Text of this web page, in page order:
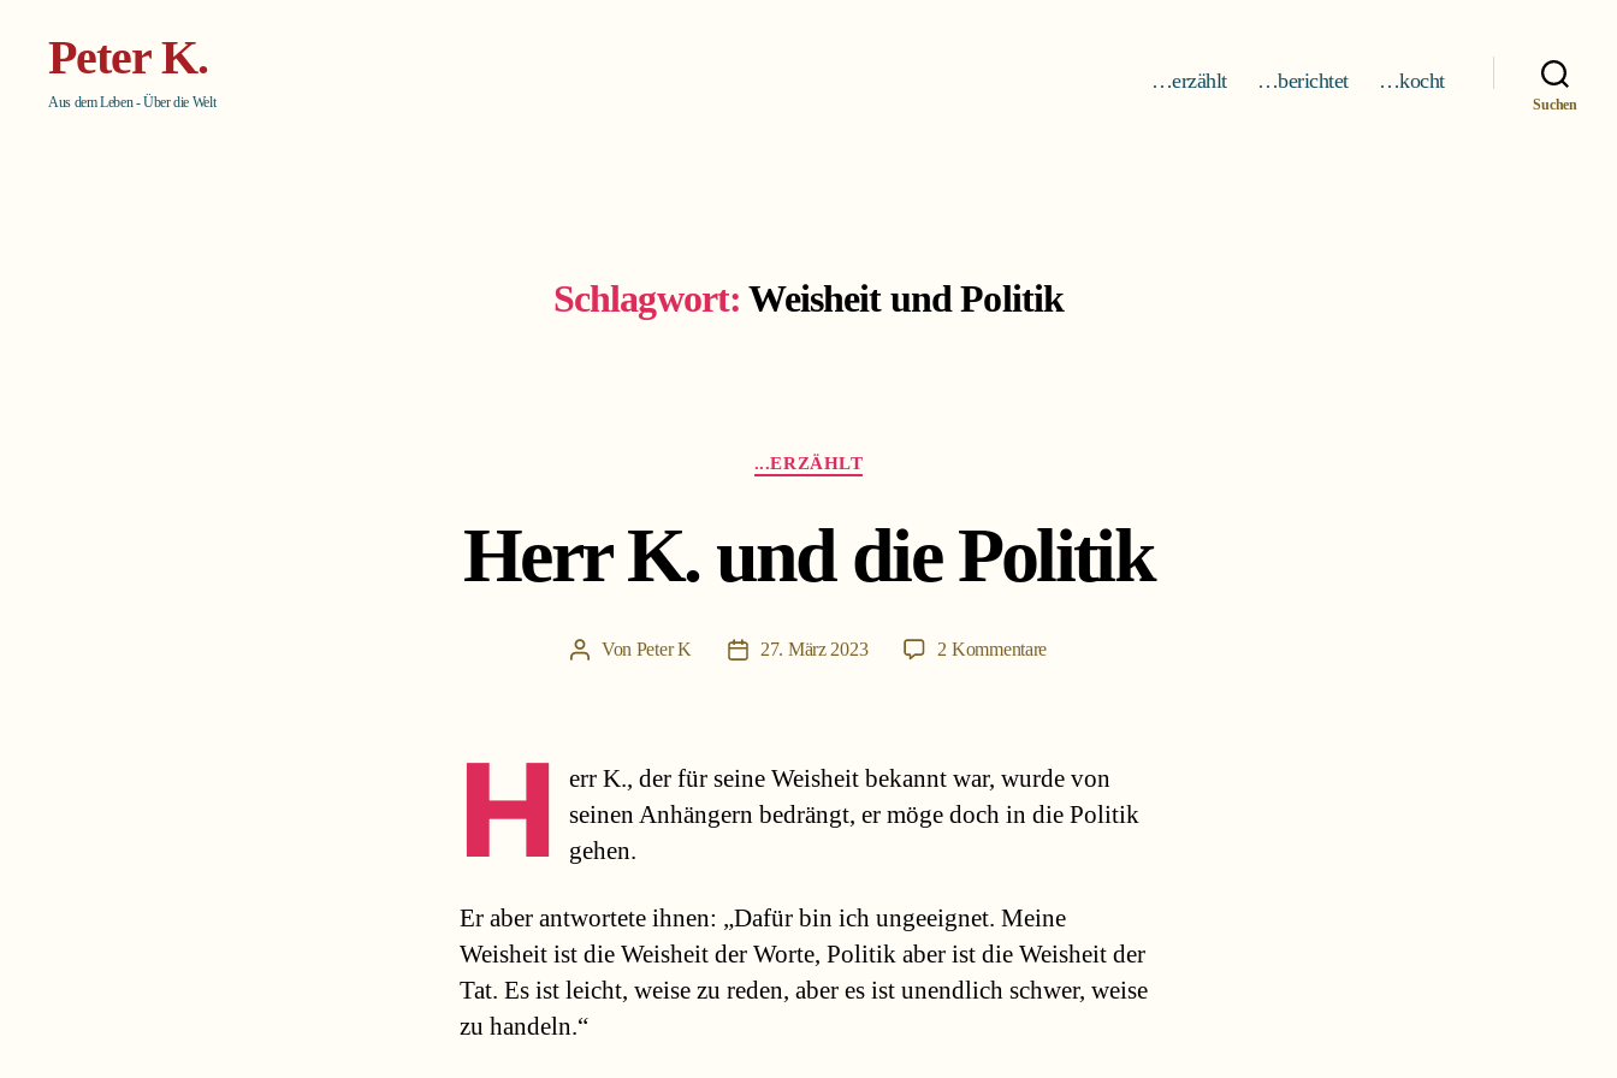
Peter K.
Aus dem Leben - Über die Welt
…erzählt …berichtet …kocht
Suchen
Schlagwort: Weisheit und Politik
Kategorien
...ERZÄHLT
Herr K. und die Politik
Beitragsautor
Von Peter K Beitragsdatum
27. März 2023 2 Kommentarezu
Politik
H
err K., der für seine Weisheit bekannt war, wurde von
seinen Anhängern bedrängt, er möge doch in die Politik
gehen.
Er aber antwortete ihnen: „Dafür bin ich ungeeignet. Meine
Weisheit ist die Weisheit der Worte, Politik aber ist die Weisheit der
Tat. Es ist leicht, weise zu reden, aber es ist unendlich schwer, weise
zu handeln.“